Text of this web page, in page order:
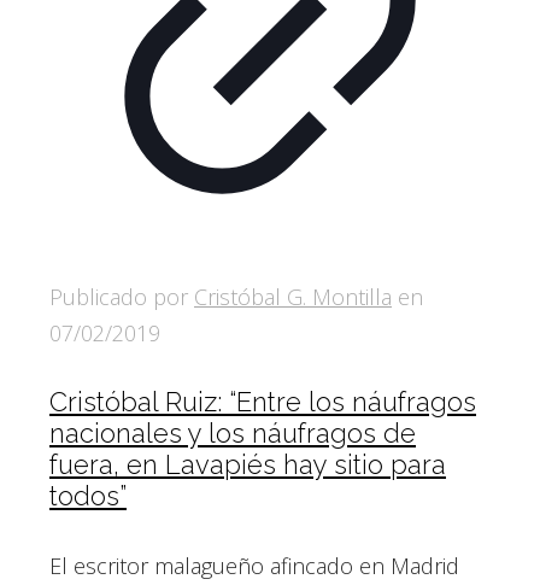
Publicado por Cristóbal G. Montilla en
07/02/2019
Cristóbal Ruiz: “Entre los náufragos
nacionales y los náufragos de
fuera, en Lavapiés hay sitio para
todos”
El escritor malagueño afincado en Madrid